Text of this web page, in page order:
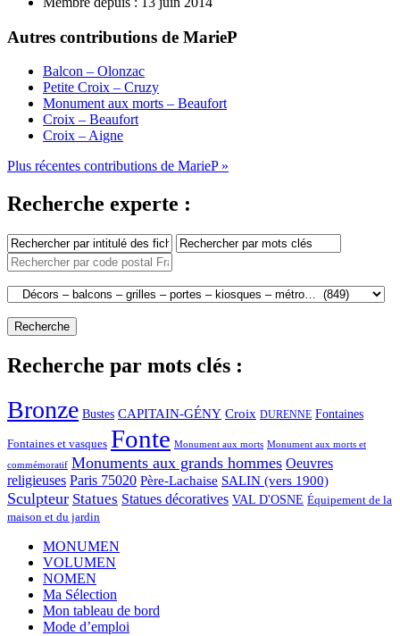
Autres contributions de MarieP
Balcon – Olonzac
Petite Croix – Cruzy
Monument aux morts – Beaufort
Croix – Beaufort
Croix – Aigne
Plus récentes contributions de MarieP »
Recherche experte :
Recherche par mots clés :
Bronze Bustes CAPITAIN-GÉNY Croix DURENNE Fontaines
Fontaines et vasques Fonte Monument aux morts Monument aux morts et
commémoratif Monuments aux grands hommes Oeuvres
religieuses Paris 75020 Père-Lachaise SALIN (vers 1900)
Sculpteur Statues Statues décoratives VAL D'OSNE Équipement de la
maison et du jardin
MONUMEN
VOLUMEN
NOMEN
Ma Sélection
Mon tableau de bord
Mode d’emploi